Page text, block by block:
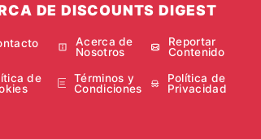
DE DISCOUNTS DIGEST
Acerca de
Nosotros
Reportar
Contenido
de
Términos y
Condiciones
Política de
Privacidad